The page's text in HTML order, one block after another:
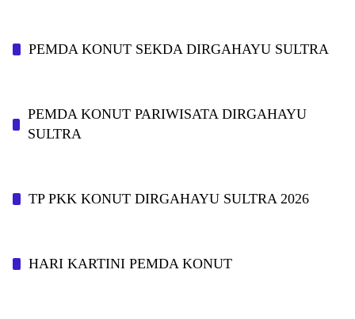
PEMDA KONUT SEKDA DIRGAHAYU SULTRA
PEMDA KONUT PARIWISATA DIRGAHAYU
SULTRA
TP PKK KONUT DIRGAHAYU SULTRA 2026
HARI KARTINI PEMDA KONUT